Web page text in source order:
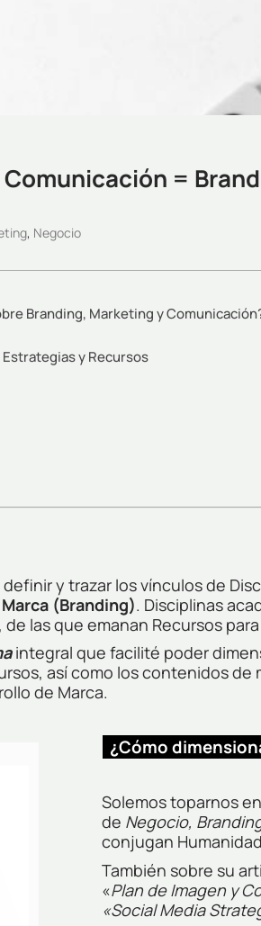
=
, Negocio
Branding, Marketing y
y Recursos
y trazar los vínculos de
(Branding). Disciplinas
las que emanan Recursos
integral que facilité poder
así como los contenidos
de Marca.
¿Cómo
Solemos toparnos
de Negocio,
conjugan
También sobre su
«Plan de Imagen y
«Social Media